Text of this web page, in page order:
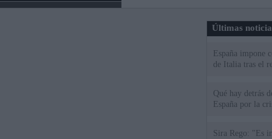
Últimas
España impone
de Italia tras el
Qué hay detrás
España por la
Sira Rego: "Es